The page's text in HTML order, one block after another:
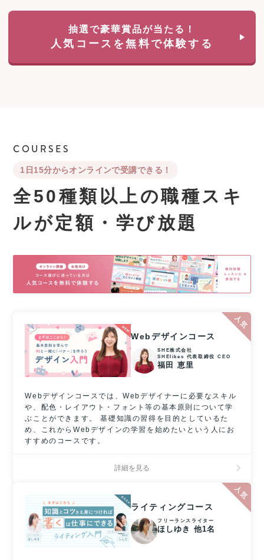
抽選で豪華賞品が当たる！
人気コースを無料で体験する
COURSES
1日15分からオンラインで受講できる！
全50種類以上の職種スキ
ルが定額・学び放題
Webデザインコース
SHE株式会社
SHElikes 代表取締役 CEO
福田 恵里
Webデザインコースでは、Webデザイナーに必要なスキル
や、配色・レイアウト・フォント等の基本原則について学
ぶことができます。 基礎知識の習得を目的としているた
め、これからWebデザインの学習を始めたいという人にお
すすめのコースです。
詳細を見る
ライティングコース
フリーランスライター
ほしゆき 他1名